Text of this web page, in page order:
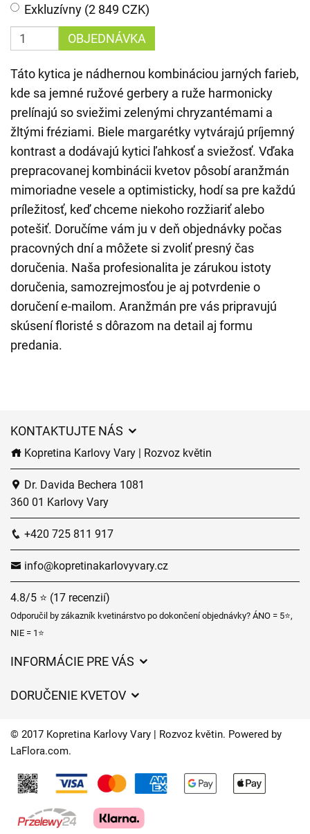
Exkluzívny (2 849 CZK)
OBJEDNÁVKA
Táto kytica je nádhernou kombináciou jarných farieb,
kde sa jemné ružové gerbery a ruže harmonicky
prelínajú so sviežimi zelenými chryzantémami a
žltými fréziami. Biele margarétky vytvárajú príjemný
kontrast a dodávajú kytici ľahkosť a sviežosť. Vďaka
prepracovanej kombinácii kvetov pôsobí aranžmán
mimoriadne vesele a optimisticky, hodí sa pre každú
príležitosť, keď chceme niekoho rozžiariť alebo
potešiť. Doručíme vám ju v deň objednávky počas
pracovných dní a môžete si zvoliť presný čas
doručenia. Naša profesionalita je zárukou istoty
doručenia, samozrejmosťou je aj potvrdenie o
doručení e-mailom. Aranžmán pre vás pripravujú
skúsení floristé s dôrazom na detail aj formu
predania.
KONTAKTUJTE NÁS
Kopretina Karlovy Vary | Rozvoz květin
Dr. Davida Bechera 1081
360 01 Karlovy Vary
+420 725 811 917
info@kopretinakarlovyvary.cz
4.8/5 ⭐ (17 recenzií)
Odporučil by zákazník kvetinárstvo po dokončení objednávky? ÁNO = 5⭐,
NIE = 1⭐
INFORMÁCIE PRE VÁS
Časy doručenia kvetov – prehľad možností
DORUČENIE KVETOV
Kam doručujeme kvety
Kontaktujte nás
© 2017 Kopretina Karlovy Vary | Rozvoz květin. Powered by
LaFlora.com.